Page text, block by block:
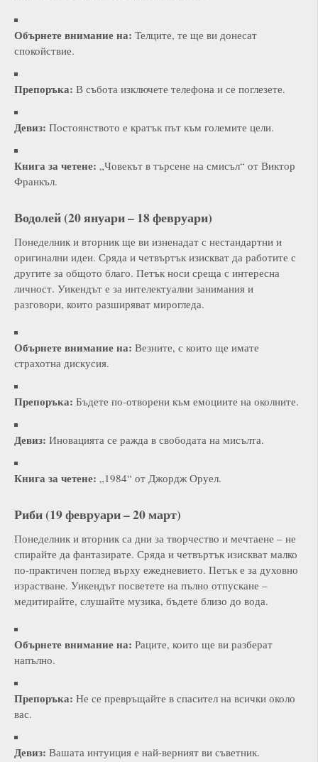
Обърнете внимание на: Телците, те ще ви донесат
спокойствие.
Препоръка: В събота изключете телефона и се поглезете.
Девиз: Постоянството е кратък път към големите цели.
Книга за четене: „Човекът в търсене на смисъл“ от Виктор
Франкъл.
Водолей (20 януари – 18 февруари)
Понеделник и вторник ще ви изненадат с нестандартни и
оригинални идеи. Сряда и четвъртък изискват да работите с
другите за общото благо. Петък носи среща с интересна
личност. Уикендът е за интелектуални занимания и
разговори, които разширяват мирогледа.
Обърнете внимание на: Везните, с които ще имате
страхотна дискусия.
Препоръка: Бъдете по-отворени към емоциите на околните.
Девиз: Иновацията се ражда в свободата на мисълта.
Книга за четене: „1984“ от Джордж Оруел.
Риби (19 февруари – 20 март)
Понеделник и вторник са дни за творчество и мечтаене – не
спирайте да фантазирате. Сряда и четвъртък изискват малко
по-практичен поглед върху ежедневието. Петък е за духовно
израстване. Уикендът посветете на пълно отпускане –
медитирайте, слушайте музика, бъдете близо до вода.
Обърнете внимание на: Раците, които ще ви разберат
напълно.
Препоръка: Не се превръщайте в спасител на всички около
вас.
Девиз: Вашата интуиция е най-верният ви съветник.